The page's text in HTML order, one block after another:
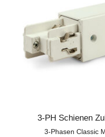
3-PH Schienen
3-Phasen Classic